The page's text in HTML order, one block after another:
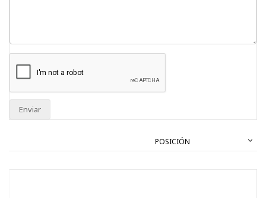
Enviar